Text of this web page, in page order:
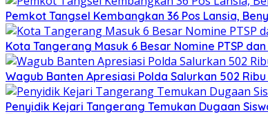
Pemkot Tangsel Kembangkan 36 Pos Lansia,
Kota Tangerang Masuk 6 Besar Nomine PTSP
Wagub Banten Apresiasi Polda Salurkan 502
Penyidik Kejari Tangerang Temukan Dugaan